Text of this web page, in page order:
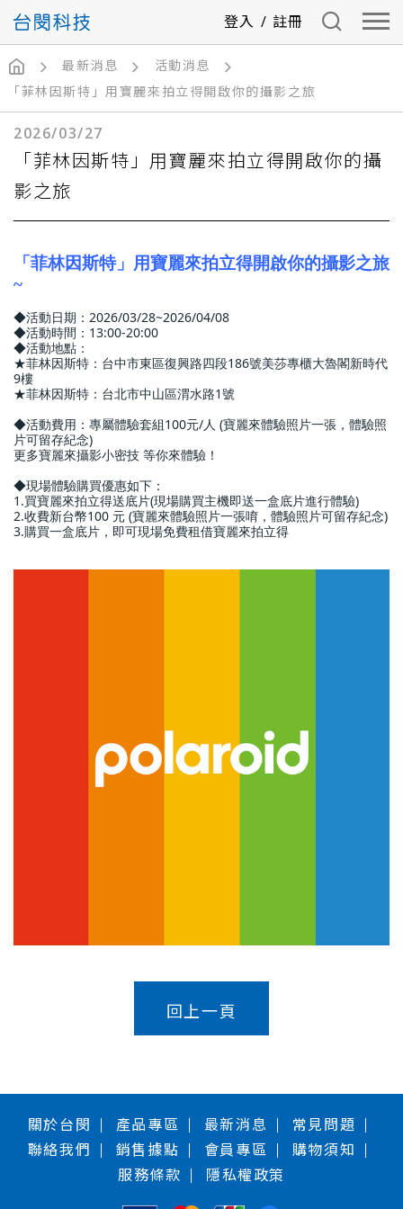
登入 / 註冊
最新消息
活動消息
「菲林因斯特」用寶麗來拍立得開啟你的攝影之旅
2026/03/27
「菲林因斯特」用寶麗來拍立得開啟你的攝
影之旅
「菲林因斯特」用寶麗來拍立得開啟你的攝影之旅
~
◆活動日期：2026/03/28~2026/04/08
◆活動時間：13:00-20:00
◆活動地點：
★菲林因斯特：台中市東區復興路四段186號美莎專櫃大魯閣新時代
9樓
★菲林因斯特：台北市中山區渭水路1號
◆活動費用：專屬體驗套組100元/人 (寶麗來體驗照片一張，體驗照
片可留存紀念)
更多寶麗來攝影小密技 等你來體驗！
◆現場體驗購買優惠如下：
1.買寶麗來拍立得送底片(現場購買主機即送一盒底片進行體驗)
2.收費新台幣100 元 (寶麗來體驗照片一張唷，體驗照片可留存紀念)
3.購買一盒底片，即可現場免費租借寶麗來拍立得
回上一頁
關於台閔 產品專區 最新消息
常見問題
聯絡我們
銷售據點 會員專區
購物須知
服務條款
隱私權政策